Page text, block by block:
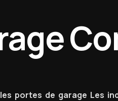
Pièces pour moteurs
les portes de garage Les